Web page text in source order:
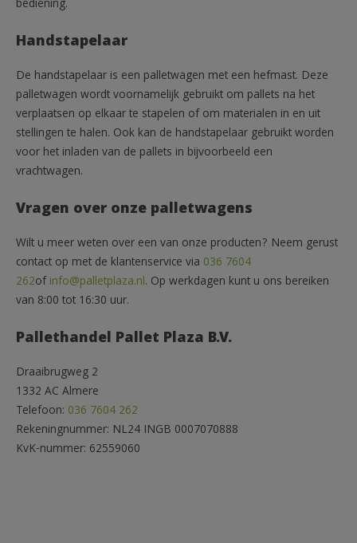
bediening.
Handstapelaar
De handstapelaar is een palletwagen met een hefmast. Deze
palletwagen wordt voornamelijk gebruikt om pallets na het
verplaatsen op elkaar te stapelen of om materialen in en uit
stellingen te halen. Ook kan de handstapelaar gebruikt worden
voor het inladen van de pallets in bijvoorbeeld een
vrachtwagen.
Vragen over onze palletwagens
Wilt u meer weten over een van onze producten? Neem gerust
contact op met de klantenservice via 036 7604
262ofinfo@palletplaza.nl. Op werkdagen kunt u ons bereiken
van 8:00 tot 16:30 uur.
Pallethandel Pallet Plaza B.V.
Draaibrugweg 2
1332 AC Almere
Telefoon: 036 7604 262
Rekeningnummer: NL24 INGB 0007070888
KvK-nummer: 62559060